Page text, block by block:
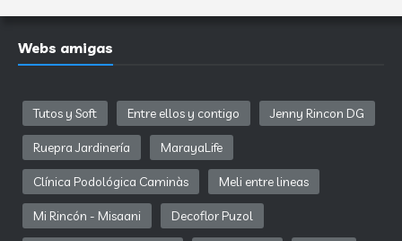
Webs amigas
Tutos y Soft Entre ellos y contigo Jenny Rincon DG
Ruepra Jardinería MarayaLife
Clínica Podológica Caminàs Meli entre lineas
Mi Rincón - Misaani Decoflor Puzol